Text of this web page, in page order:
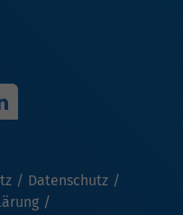
Datenschutz